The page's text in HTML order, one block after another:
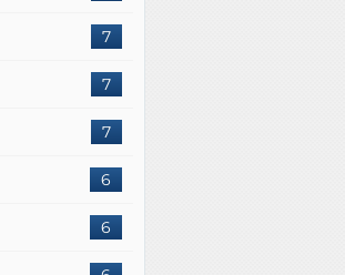
7
7
7
6
6